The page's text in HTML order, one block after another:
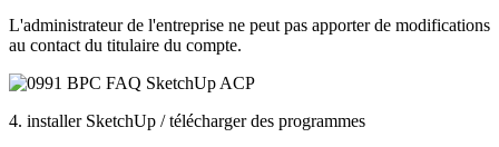
L'administrateur de l'entreprise ne peut pas apporter de modifications
au contact du titulaire du compte.
4. installer SketchUp / télécharger des programmes